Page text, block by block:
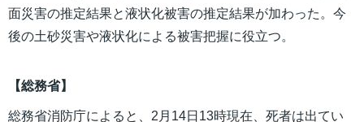
面災害の推定結果と液状化被害の推定結果が加わった。今
後の土砂災害や液状化による被害把握に役立つ。
【総務省】
総務省消防庁によると、2月14日13時現在、死者は出てい